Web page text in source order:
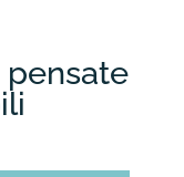
pensate